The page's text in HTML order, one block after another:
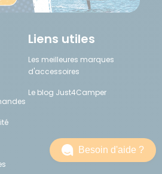
Liens utiles
Les meilleures marques
d'accessoires
Le blog Just4Camper
Besoin d'aide ?